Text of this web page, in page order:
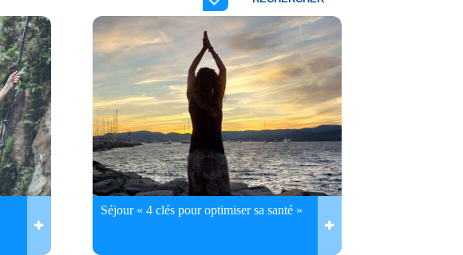
Séjour « 4 clés pour optimiser sa santé »